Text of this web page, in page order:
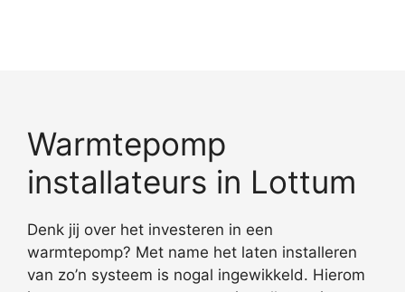
Warmtepomp
installateurs in Lottum
Denk jij over het investeren in een
warmtepomp? Met name het laten installeren
van zo’n systeem is nogal ingewikkeld. Hierom